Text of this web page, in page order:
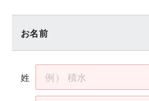
お名前
姓